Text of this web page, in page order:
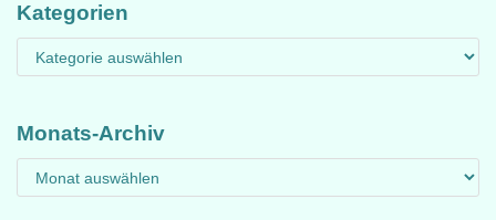
Kategorien
Monats-Archiv